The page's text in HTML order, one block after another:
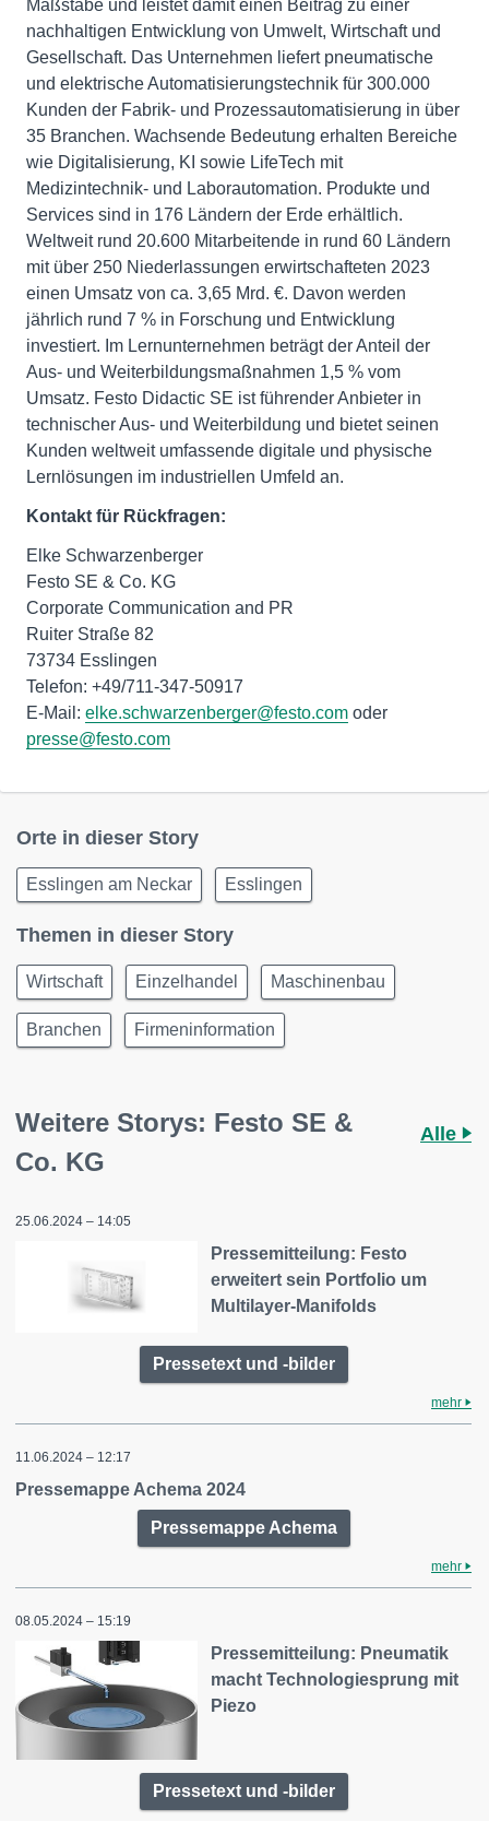
Maßstäbe und leistet damit einen Beitrag zu einer
nachhaltigen Entwicklung von Umwelt, Wirtschaft und
Gesellschaft. Das Unternehmen liefert pneumatische
und elektrische Automatisierungstechnik für 300.000
Kunden der Fabrik- und Prozessautomatisierung in über
35 Branchen. Wachsende Bedeutung erhalten Bereiche
wie Digitalisierung, KI sowie LifeTech mit
Medizintechnik- und Laborautomation. Produkte und
Services sind in 176 Ländern der Erde erhältlich.
Weltweit rund 20.600 Mitarbeitende in rund 60 Ländern
mit über 250 Niederlassungen erwirtschafteten 2023
einen Umsatz von ca. 3,65 Mrd. €. Davon werden
jährlich rund 7 % in Forschung und Entwicklung
investiert. Im Lernunternehmen beträgt der Anteil der
Aus- und Weiterbildungsmaßnahmen 1,5 % vom
Umsatz. Festo Didactic SE ist führender Anbieter in
technischer Aus- und Weiterbildung und bietet seinen
Kunden weltweit umfassende digitale und physische
Lernlösungen im industriellen Umfeld an.
Kontakt für Rückfragen:
Elke Schwarzenberger
Festo SE & Co. KG
Corporate Communication and PR
Ruiter Straße 82
73734 Esslingen
Telefon: +49/711-347-50917
E-Mail: elke.schwarzenberger@festo.com oder
presse@festo.com
Orte in dieser Story
Esslingen am Neckar Esslingen
Themen in dieser Story
Wirtschaft Einzelhandel Maschinenbau
Branchen Firmeninformation
Weitere Storys: Festo SE &
Co. KG
Alle
25.06.2024 – 14:05
Pressemitteilung: Festo
erweitert sein Portfolio um
Multilayer-Manifolds
Pressetext und -bilder
mehr
11.06.2024 – 12:17
Pressemappe Achema 2024
Pressemappe Achema
mehr
08.05.2024 – 15:19
Pressemitteilung: Pneumatik
macht Technologiesprung mit
Piezo
Pressetext und -bilder